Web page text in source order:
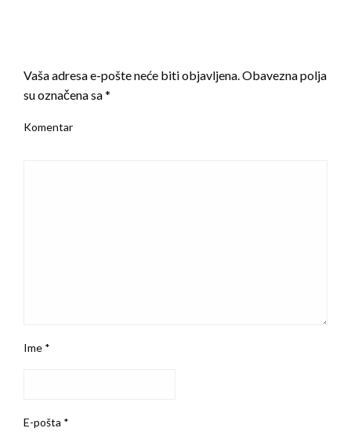
Vaša adresa e-pošte neće biti objavljena.Obavezna polja
su označena sa*
Komentar
Ime *
E-pošta *